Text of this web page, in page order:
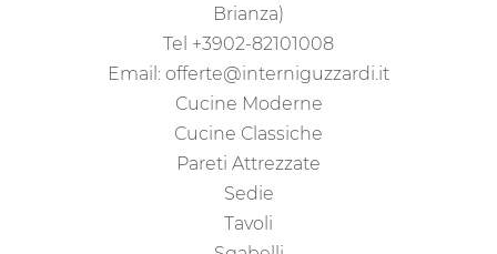
Brianza)
Tel +3902-82101008
Email: offerte@interniguzzardi.it
Cucine Moderne
Cucine Classiche
Pareti Attrezzate
Sedie
Tavoli